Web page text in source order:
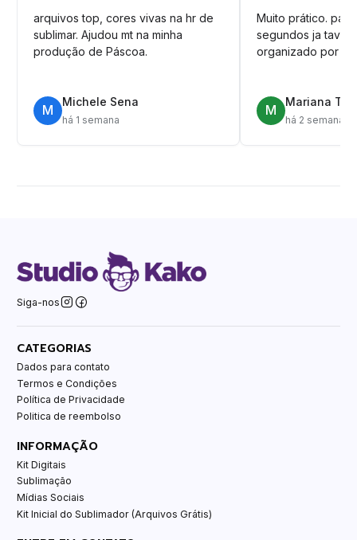
arquivos top, cores vivas na hr de
sublimar. Ajudou mt na minha
produção de Páscoa.
M
Michele Sena
há 1 semana
Muito prático.
segundos ja tava
organizado por
M
Mariana T.
há 2 semanas
Siga-nos
CATEGORIAS
Dados para contato
Termos e Condições
Política de Privacidade
Politica de reembolso
INFORMAÇÃO
Kit Digitais
Sublimação
Mídias Sociais
Kit Inicial do Sublimador (Arquivos Grátis)